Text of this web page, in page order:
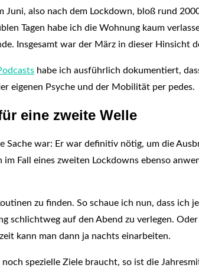
also nach dem Lockdown, bloß rund
Tagen habe ich die Wohnung kaum
Insgesamt war der März in dieser Hinsicht
habe ich ausführlich dokumentiert,
eigenen Psyche und der Mobilität per pedes.
eine zweite Welle
Sache war: Er war definitiv nötig, um die
im Fall eines zweiten Lockdowns ebenso
zu finden. So schaue ich nun, dass ich
schlichtweg auf den Abend zu verlegen.
kann man dann ja nachts einarbeiten.
spezielle Ziele braucht, so ist die